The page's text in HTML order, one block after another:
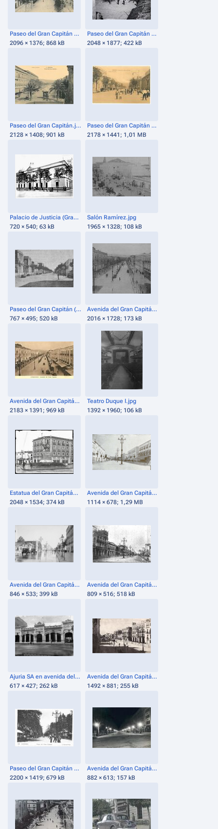
Paseo del Gran Capitán 1.jpg
2096 × 1376; 868 kB
Paseo del Gran Capitán hacia 1900.jpg
2048 × 1877; 422 kB
Paseo del Gran Capitán.jpg
2128 × 1408; 901 kB
Paseo del Gran Capitán 2.jpg
2178 × 1441; 1,01 MB
Palacio de Justicia (Gran Capitán).jpg
720 × 540; 63 kB
Salón Ramírez.jpg
1965 × 1328; 108 kB
Paseo del Gran Capitán (1917).png
767 × 495; 520 kB
Avenida del Gran Capitán en los años 1920.jpg
2016 × 1728; 173 kB
Avenida del Gran Capitán (1924).jpg
2183 × 1391; 969 kB
Teatro Duque I.jpg
1392 × 1960; 106 kB
Estatua del Gran Capitán (1924) en avenida del gran Capitán.jpg
2048 × 1534; 374 kB
Avenida del Gran Capitán en 1926.png
1114 × 678; 1,29 MB
Avenida del Gran Capitán (1926 a 1930).png
846 × 533; 399 kB
Avenida del Gran Capitán (1928).png
809 × 516; 518 kB
Ajuria SA en avenida del gran Capitán (fecha desconocida).png
617 × 427; 262 kB
Avenida del Gran Capitán, 2º tramo. (años 1920-30).jpg
1492 × 881; 255 kB
Paseo del Gran Capitán 3.jpg
2200 × 1419; 679 kB
Avenida del Gran Capitán en su confluencia con Avenida de América (ca. 1950).jpg
882 × 613; 157 kB